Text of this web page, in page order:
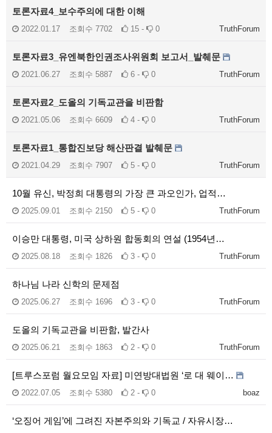
토론자료4_보수주의에 대한 이해
TruthForum
2022.01.17 조회수 7702 15 - 0
토론자료3_유엔북한인권조사위원회 보고서_발췌문
TruthForum
2021.06.27 조회수 5887 6 - 0
토론자료2_도올의 기독교관을 비판함
TruthForum
2021.05.06 조회수 6609 4 - 0
토론자료1_통합진보당 해산판결 발췌문
TruthForum
2021.04.29 조회수 7907 5 - 0
10월 유신, 박정희 대통령의 가장 큰 과오인가, 업적…
TruthForum
2025.09.01 조회수 2150 5 - 0
이승만 대통령, 미국 상하원 합동회의 연설 (1954년…
TruthForum
2025.08.18 조회수 1826 3 - 0
하나님 나라 신학의 문제점
TruthForum
2025.06.27 조회수 1696 3 - 0
도올의 기독교관을 비판함, 발간사
TruthForum
2025.06.21 조회수 1863 2 - 0
[트루스포럼 월요모임 자료] 미연방대법원 ‘로 대 웨이…
boaz
2022.07.05 조회수 5380 2 - 0
‘오징어 게임’에 그려진 자본주의와 기독교 / 자유시장…